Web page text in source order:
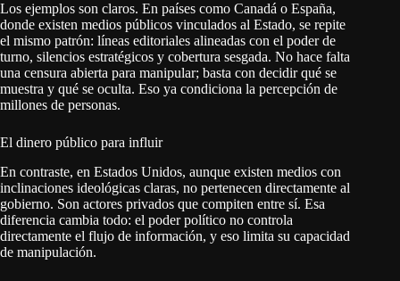
Los ejemplos son claros. En países como Canadá o España,
donde existen medios públicos vinculados al Estado, se repite
el mismo patrón: líneas editoriales alineadas con el poder de
turno, silencios estratégicos y cobertura sesgada. No hace falta
una censura abierta para manipular; basta con decidir qué se
muestra y qué se oculta. Eso ya condiciona la percepción de
millones de personas.
El dinero público para influir
En contraste, en Estados Unidos, aunque existen medios con
inclinaciones ideológicas claras, no pertenecen directamente al
gobierno. Son actores privados que compiten entre sí. Esa
diferencia cambia todo: el poder político no controla
directamente el flujo de información, y eso limita su capacidad
de manipulación.